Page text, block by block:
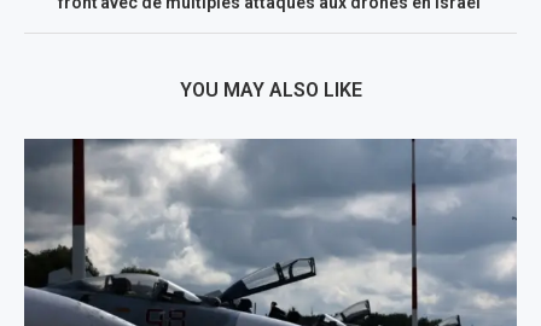
YOU MAY ALSO LIKE